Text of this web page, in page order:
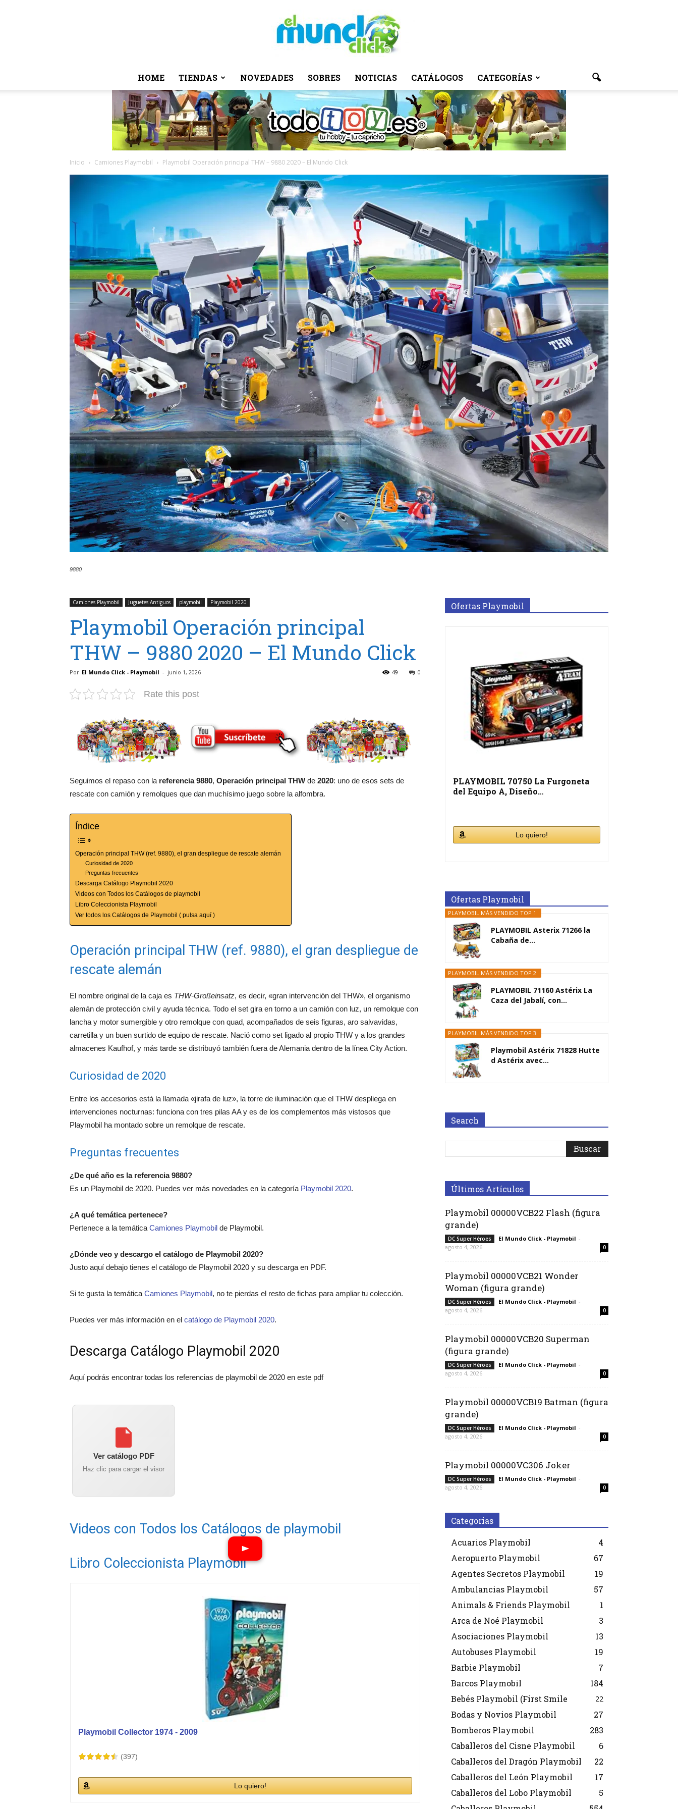
El
Click
HOME TIENDAS NOVEDADES SOBRES NOTICIAS CATÁLOGOS CATEGORÍAS
Inicio Camiones Playmobil Playmobil Operación principal THW – 9880 2020 – El Mundo Click
9880
Camiones Playmobil Juguetes Antiguos playmobil Playmobil 2020
Playmobil Operación principal
THW – 9880 2020 – El Mundo Click
Por El Mundo Click - Playmobil - junio 1, 2026 0
49
Rate this post
Seguimos el repaso con la referencia 9880, Operación principal THW de 2020: uno de esos sets de
rescate con camión y remolques que dan muchísimo juego sobre la alfombra.
Índice
Operación principal THW (ref. 9880), el gran despliegue de rescate alemán
Curiosidad de 2020
Preguntas frecuentes
Descarga Catálogo Playmobil 2020
Videos con Todos los Catálogos de playmobil
Libro Coleccionista Playmobil
Ver todos los Catálogos de Playmobil ( pulsa aquí )
Operación principal THW (ref. 9880), el gran despliegue de
rescate alemán
El nombre original de la caja es THW-Großeinsatz, es decir, «gran intervención del THW», el organismo
alemán de protección civil y ayuda técnica. Todo el set gira en torno a un camión con luz, un remolque con
lancha y motor sumergible y otro remolque con quad, acompañados de seis figuras, aro salvavidas,
carretilla y un buen surtido de equipo de rescate. Nació como set ligado al propio THW y a los grandes
almacenes Kaufhof, y más tarde se distribuyó también fuera de Alemania dentro de la línea City Action.
Curiosidad de 2020
Entre los accesorios está la llamada «jirafa de luz», la torre de iluminación que el THW despliega en
intervenciones nocturnas: funciona con tres pilas AA y es de los complementos más vistosos que
Playmobil ha montado sobre un remolque de rescate.
Preguntas frecuentes
¿De qué año es la referencia 9880?
Es un Playmobil de 2020. Puedes ver más novedades en la categoría Playmobil 2020.
¿A qué temática pertenece?
Pertenece a la temática Camiones Playmobil de Playmobil.
¿Dónde veo y descargo el catálogo de Playmobil 2020?
Justo aquí debajo tienes el catálogo de Playmobil 2020 y su descarga en PDF.
Si te gusta la temática Camiones Playmobil, no te pierdas el resto de fichas para ampliar tu colección.
Puedes ver más información en el catálogo de Playmobil 2020.
Descarga Catálogo Playmobil 2020
Aquí podrás encontrar todas los referencias de playmobil de 2020 en este pdf
Ver catálogo PDF
Haz clic para cargar el visor
Videos con Todos los Catálogos de playmobil
Libro Coleccionista Playmobil
Playmobil Collector 1974 - 2009
(397)
Lo quiero!
Ofertas Playmobil
PLAYMOBIL 70750 La Furgoneta
del Equipo A, Diseño…
Lo quiero!
Ofertas Playmobil
PLAYMOBIL MÁS VENDIDO TOP 1
PLAYMOBIL Asterix 71266 la
Cabaña de...
PLAYMOBIL MÁS VENDIDO TOP 2
PLAYMOBIL 71160 Astérix La
Caza del Jabalí, con...
PLAYMOBIL MÁS VENDIDO TOP 3
Playmobil Astérix 71828 Hutte
d Astérix avec...
Search
Últimos Artículos
Playmobil 00000VCB22 Flash (figura
grande)
DC Super Héroes El Mundo Click - Playmobil -
agosto 4, 2026
0
Playmobil 00000VCB21 Wonder
Woman (figura grande)
DC Super Héroes El Mundo Click - Playmobil -
agosto 4, 2026
0
Playmobil 00000VCB20 Superman
(figura grande)
DC Super Héroes El Mundo Click - Playmobil -
agosto 4, 2026
0
Playmobil 00000VCB19 Batman (figura
grande)
DC Super Héroes El Mundo Click - Playmobil -
agosto 4, 2026
0
Playmobil 00000VC306 Joker
DC Super Héroes El Mundo Click - Playmobil -
agosto 4, 2026
0
Categorias
Acuarios Playmobil
4
Aeropuerto Playmobil
67
Agentes Secretos Playmobil
19
Ambulancias Playmobil
57
Animals & Friends Playmobil
1
Arca de Noé Playmobil
3
Asociaciones Playmobil
13
Autobuses Playmobil
19
Barbie Playmobil
7
Barcos Playmobil
184
Bebés Playmobil (First Smile
22
Bodas y Novios Playmobil
27
Bomberos Playmobil
283
Caballeros del Cisne Playmobil
6
Caballeros del Dragón Playmobil
22
Caballeros del León Playmobil
17
Caballeros del Lobo Playmobil
5